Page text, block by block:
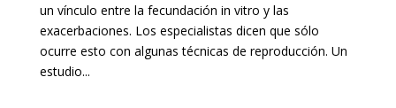
un vínculo entre la fecundación in vitro y las
exacerbaciones. Los especialistas dicen que sólo
ocurre esto con algunas técnicas de reproducción. Un
estudio...